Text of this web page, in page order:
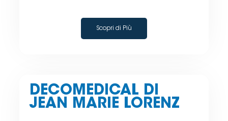
Scopri di Più
DECOMEDICAL DI
JEAN MARIE LORENZ